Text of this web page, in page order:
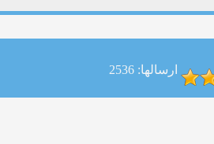
ارسالها: 2536